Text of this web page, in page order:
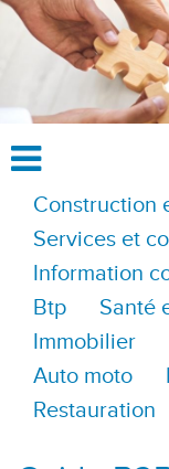
Construction
Services et
Information
Btp
Santé
Immobilier
Auto moto
Restauration